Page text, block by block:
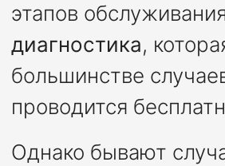
этапов
диагностика,
большинстве
проводится
Однако бывают